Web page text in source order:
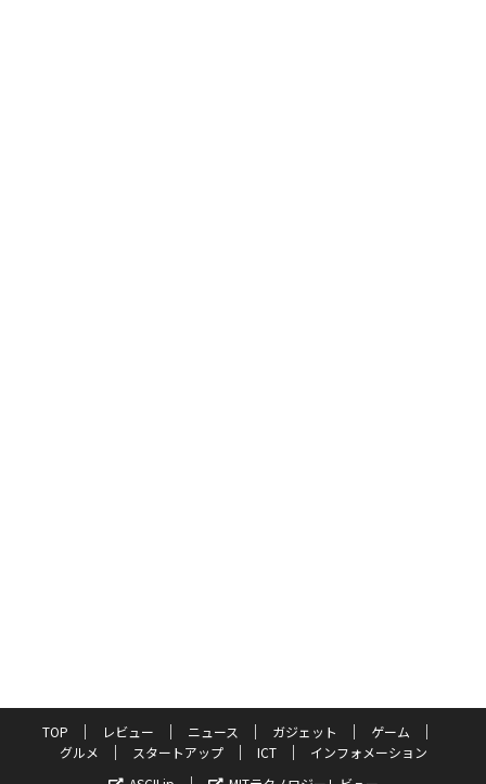
TOP レビュー ニュース ガジェット
ゲーム
グルメ
スタートアップ ICT
インフォメーション